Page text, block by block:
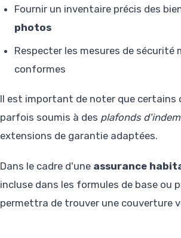
Fournir un inventaire précis des
photos
Respecter les mesures de
conformes
Il est important de noter que certains
parfois soumis à des plafonds
extensions de garantie adaptées.
Dans le cadre d'une assurance
incluse dans les formules de base ou
permettra de trouver une couverture